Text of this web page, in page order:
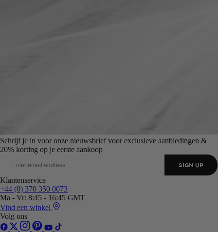
Schrijf je in voor onze nieuwsbrief voor exclusieve aanbiedingen &
20% korting op je eerste aankoop
SIGN UP
Klantenservice
+44 (0) 370 350 0073
Ma - Vr: 8:45 - 16:45 GMT
Vind een winkel
Volg ons